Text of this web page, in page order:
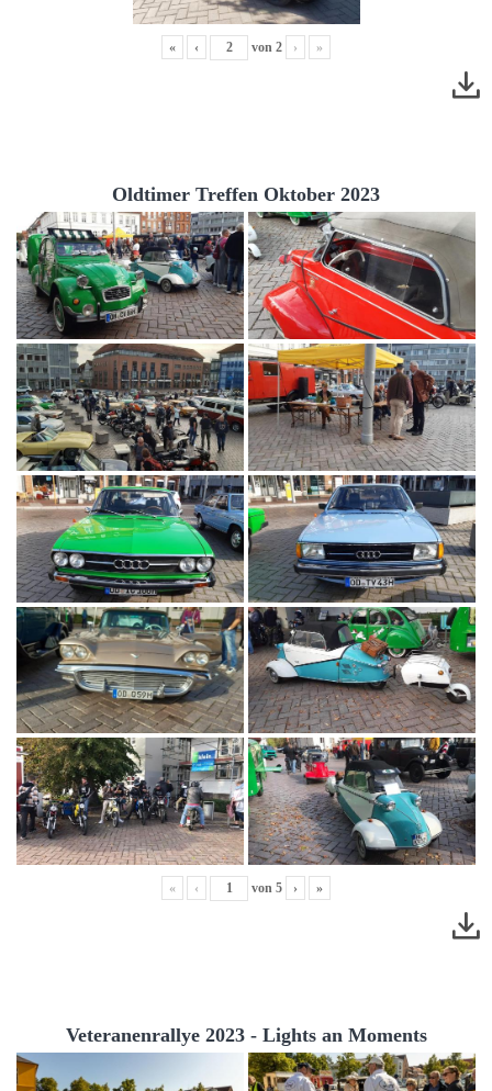
« ‹ von 2 › »
Oldtimer Treffen Oktober 2023
« ‹ von 5 › »
Veteranenrallye 2023 - Lights an Moments